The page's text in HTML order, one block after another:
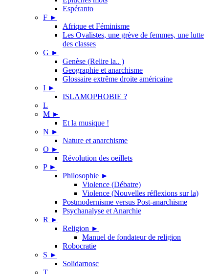
Espéranto
F ►
Afrique et Féminisme
Les Ovalistes, une grève de femmes, une lutte
des classes
G ►
Genèse (Relire la.. )
Geographie et anarchisme
Glossaire extrême droite américaine
I ►
ISLAMOPHOBIE ?
L
M ►
Et la musique !
N ►
Nature et anarchisme
O ►
Révolution des oeillets
P ►
Philosophie ►
Violence (Débatre)
Violence (Nouvelles réflexions sur la)
Postmodernisme versus Post-anarchisme
Psychanalyse et Anarchie
R ►
Religion ►
Manuel de fondateur de religion
Robocratie
S ►
Solidarnosc
T